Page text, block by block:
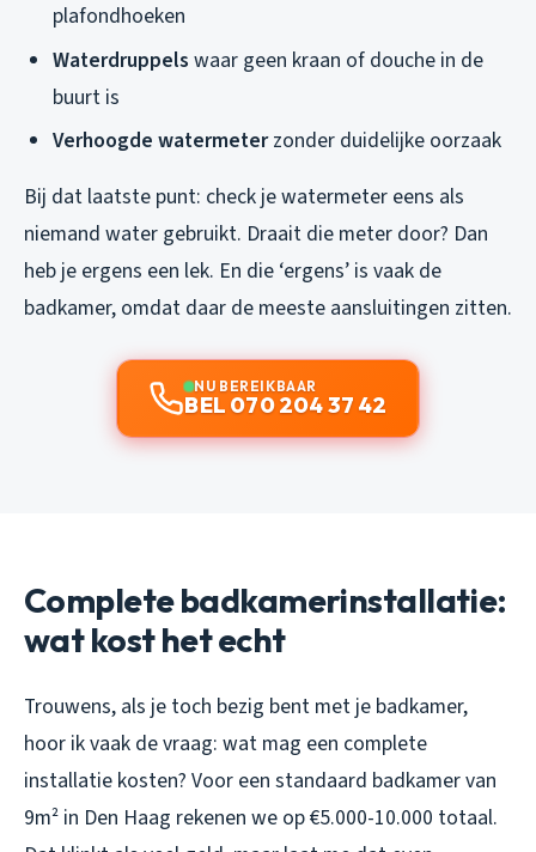
plafondhoeken
Waterdruppels waar geen kraan of douche in de
buurt is
Verhoogde watermeterzonder duidelijke oorzaak
Bij dat laatste punt: check je watermeter eens als
niemand water gebruikt. Draait die meter door? Dan
heb je ergens een lek. En die ‘ergens’ is vaak de
badkamer, omdat daar de meeste aansluitingen zitten.
NU BEREIKBAAR
BEL 070 204 37 42
Complete badkamerinstallatie:
wat kost het echt
Trouwens, als je toch bezig bent met je badkamer,
hoor ik vaak de vraag: wat mag een complete
installatie kosten? Voor een standaard badkamer van
9m² in Den Haag rekenen we op €5.000-10.000 totaal.